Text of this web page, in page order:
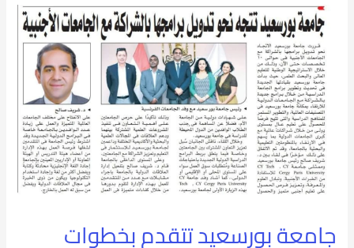
جامعة بورسعيد تتقدم بخطوات
جامعة
بورسعيد
تتقدم
بخطوات
جادة
نحو
تدويل
برامجها